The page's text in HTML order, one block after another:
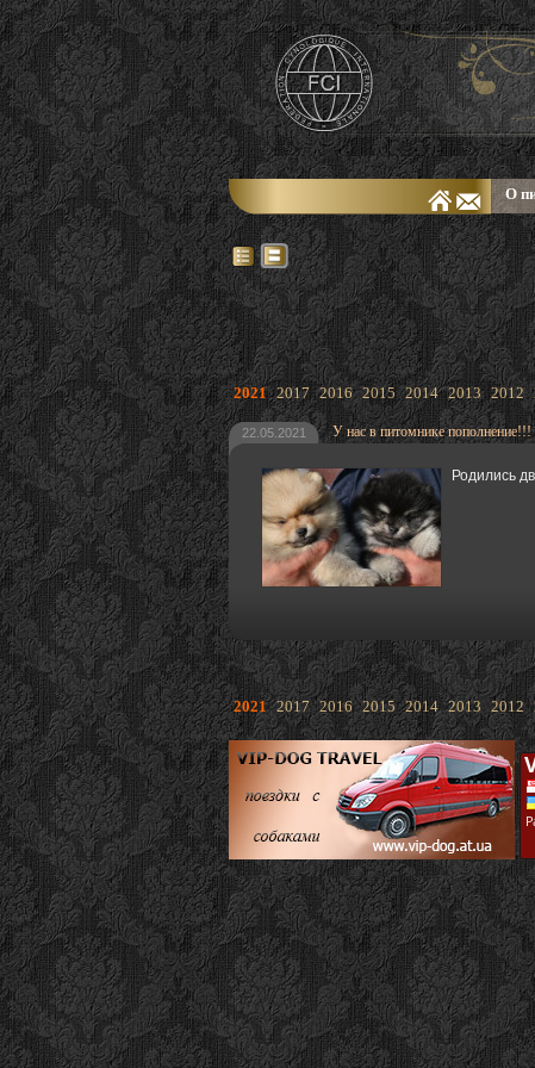
О
2021 2017 2016 2015 2014 2013 2012
22.05.2021 У нас в питомнике пополнение!!!
Родились
2021 2017 2016 2015 2014 2013 2012